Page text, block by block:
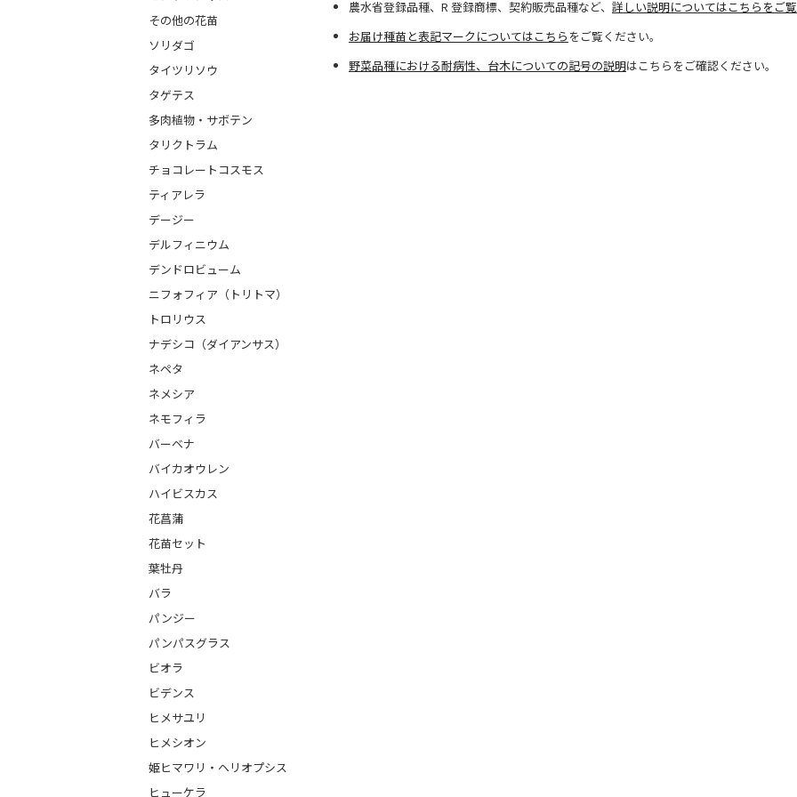
その他の花苗
ソリダゴ
タイツリソウ
タゲテス
多肉植物・サボテン
タリクトラム
チョコレートコスモス
ティアレラ
デージー
デルフィニウム
デンドロビューム
ニフォフィア（トリトマ）
トロリウス
ナデシコ（ダイアンサス）
ネペタ
ネメシア
ネモフィラ
バーベナ
バイカオウレン
ハイビスカス
花菖蒲
花苗セット
葉牡丹
バラ
パンジー
パンパスグラス
ビオラ
ビデンス
ヒメサユリ
ヒメシオン
姫ヒマワリ・ヘリオプシス
ヒューケラ
農水省登録品種、R 登録商標、契約販売品種など、 詳しい説明についてはこちらをご覧
お届け種苗と表記マークについてはこちら をご覧ください。
野菜品種における耐病性、台木についての記号の説明はこちらをご確認ください。